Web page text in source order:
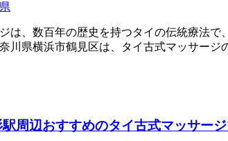
は、数百年の歴史を持つタイの伝統療法
川県横浜市鶴見区は、タイ古式マッサージ
周辺おすすめのタイ古式マッサージ